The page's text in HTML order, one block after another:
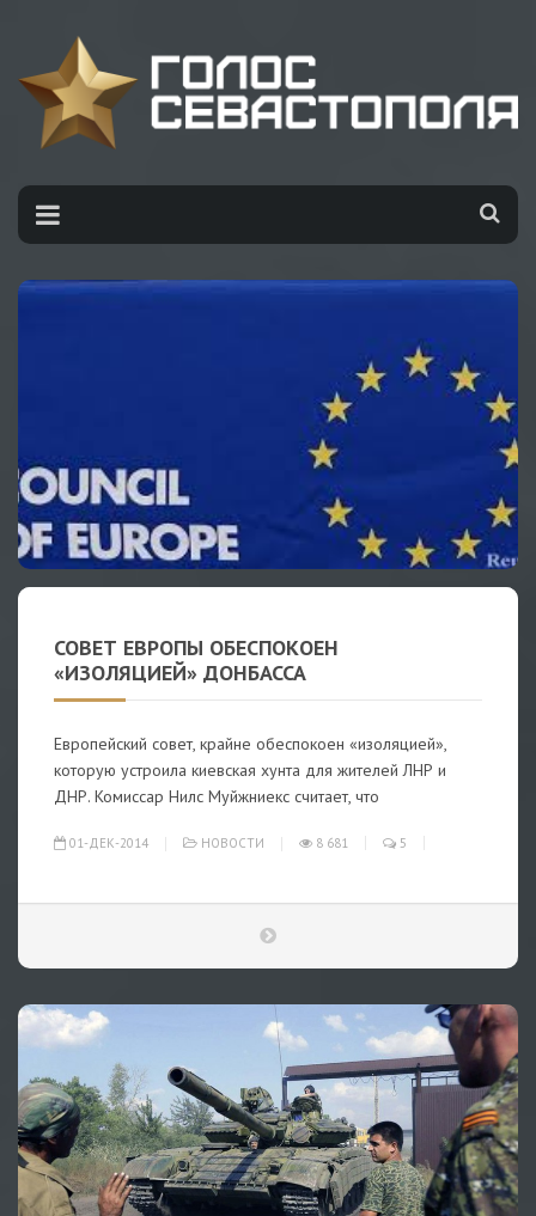
СОВЕТ ЕВРОПЫ ОБЕСПОКОЕН
«ИЗОЛЯЦИЕЙ» ДОНБАССА
Европейский совет, крайне обеспокоен «изоляцией»,
которую устроила киевская хунта для жителей ЛНР и
ДНР. Комиссар Нилс Муйжниекс считает, что
01-ДЕК-2014 НОВОСТИ 8 681 5